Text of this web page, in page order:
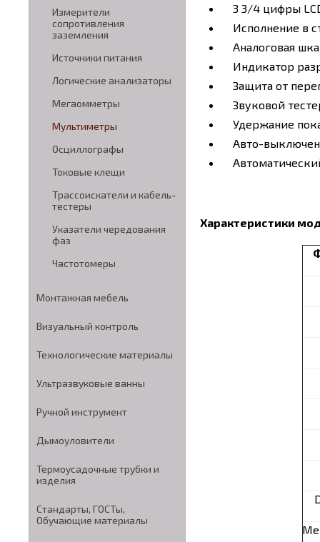
Измерители
сопротивления
заземления
Источники питания
Логические анализаторы
Мегаомметры
Мультиметры
Осциллографы
Токовые клещи
Трассоискатели и кабель-
тестеры
Указатели чередования
фаз
Частотомеры
Монтажная мебель
Визуальный контроль
Технологические материалы
Ультразвуковые ванны
Ручной инструмент
Дымоуловители
Термоусадочные трубки и
изделия
Стандарты, ГОСТы,
Обучающие материалы
3 3/4 цифры
Исполнение в
Аналоговая
Индикатор
Защита от
Звуковой
Удержание
Авто-
Характеристики